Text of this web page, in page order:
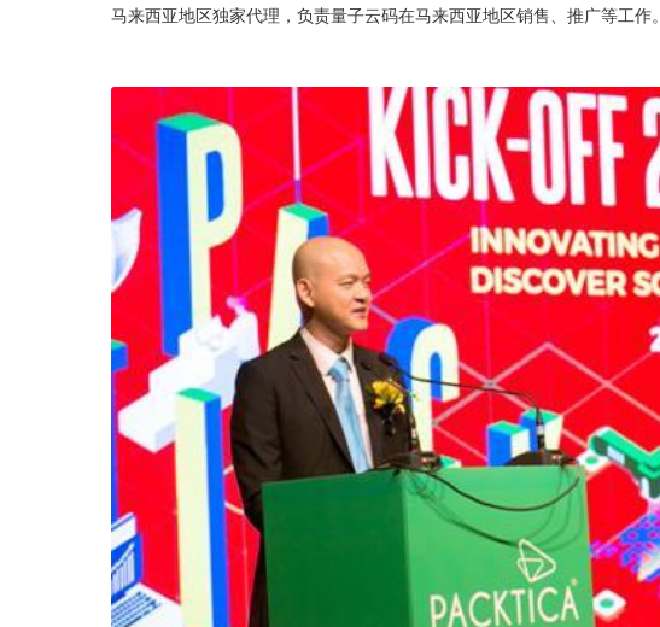
马来西亚地区独家代理，负责量子云码在马来西亚地区销售、推广等工作。